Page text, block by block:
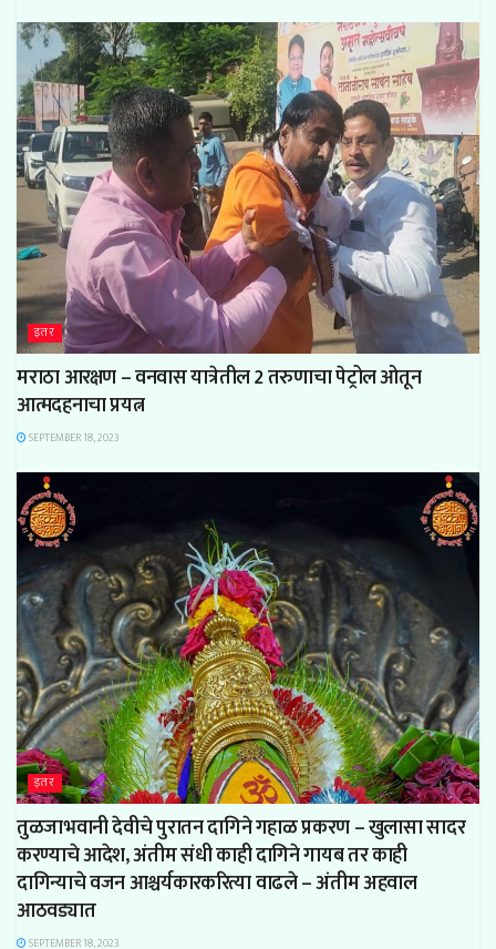
इतर
मराठा आरक्षण – वनवास यात्रेतील 2 तरुणाचा पेट्रोल ओतून
आत्मदहनाचा प्रयत्न
SEPTEMBER 18, 2023
इतर
तुळजाभवानी देवीचे पुरातन दागिने गहाळ प्रकरण – खुलासा सादर
करण्याचे आदेश, अंतीम संधी काही दागिने गायब तर काही
दागिन्याचे वजन आश्चर्यकारकरित्या वाढले – अंतीम अहवाल
आठवड्यात
SEPTEMBER 18, 2023